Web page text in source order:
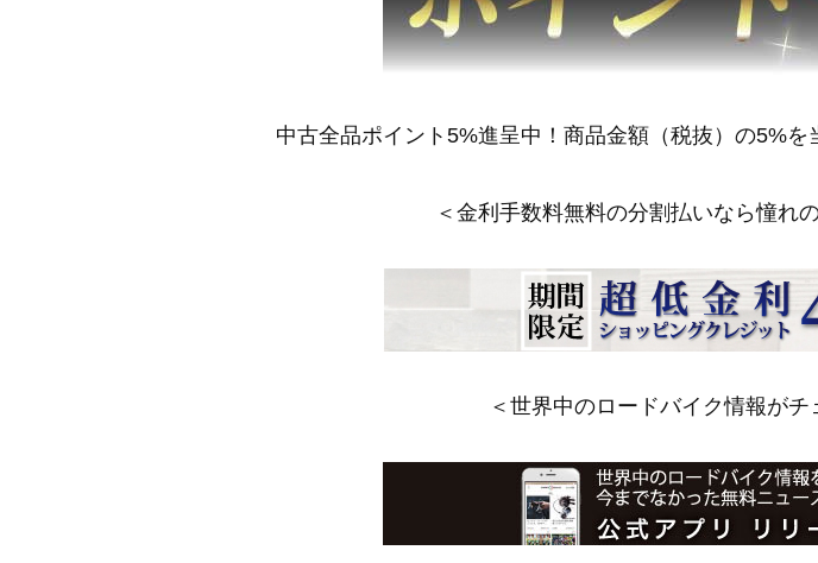
中古全品ポイント5%進呈中！商品金額（税抜）の5%
＜金利手数料無料の分割払いなら憧れ
＜世界中のロードバイク情報が